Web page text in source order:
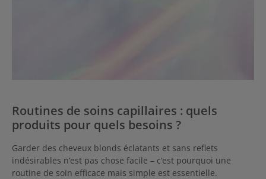
Routines de soins capillaires : quels
produits pour quels besoins ?
Garder des cheveux blonds éclatants et sans reflets
indésirables n’est pas chose facile – c’est pourquoi une
routine de soin efficace mais simple est essentielle.